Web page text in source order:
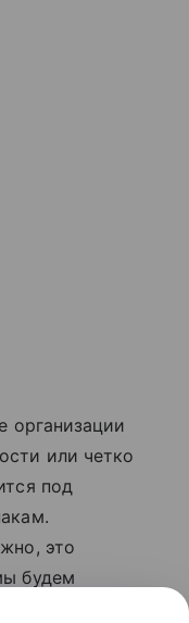
организации
или четко
под
это
будем